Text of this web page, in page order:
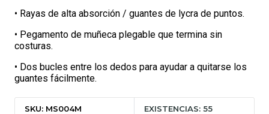
• Rayas de alta absorción / guantes de lycra de puntos.
• Pegamento de muñeca plegable que termina sin
costuras.
• Dos bucles entre los dedos para ayudar a quitarse los
guantes fácilmente.
SKU: MS004M EXISTENCIAS: 55